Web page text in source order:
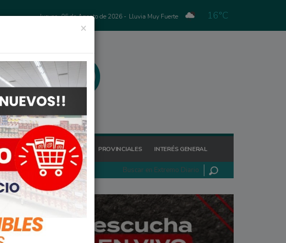
Jueves, 06 de Agosto de 2026 - Lluvia Muy Fuerte 16°C
POLICIALES REGIONALES PROVINCIALES INTERÉS GENERAL
×